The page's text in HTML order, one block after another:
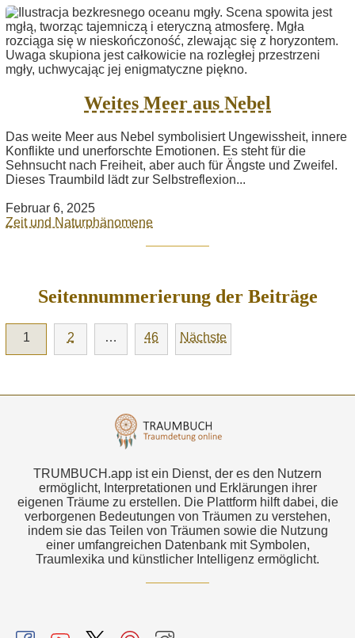
Weites Meer aus Nebel
Das weite Meer aus Nebel symbolisiert Ungewissheit, innere
Konflikte und unerforschte Emotionen. Es steht für die
Sehnsucht nach Freiheit, aber auch für Ängste und Zweifel.
Dieses Traumbild lädt zur Selbstreflexion...
Februar 6, 2025
Zeit und Naturphänomene
Seitennummerierung der Beiträge
1 2 … 46 Nächste
TRUMBUCH.app ist ein Dienst, der es den Nutzern
ermöglicht, Interpretationen und Erklärungen ihrer
eigenen Träume zu erstellen. Die Plattform hilft dabei, die
verborgenen Bedeutungen von Träumen zu verstehen,
indem sie das Teilen von Träumen sowie die Nutzung
einer umfangreichen Datenbank mit Symbolen,
Traumlexika und künstlicher Intelligenz ermöglicht.